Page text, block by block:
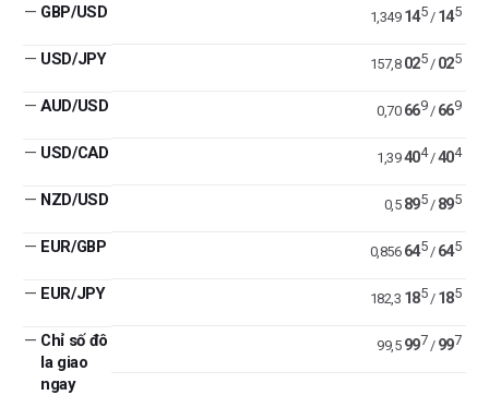
— GBP/USD 1,349 145/ 145
— USD/JPY 157,8 025/ 025
— AUD/USD 0,70 669/ 669
— USD/CAD 1,39 404/404
— NZD/USD 0,5 895/ 895
— EUR/GBP 0,856 645/ 645
— EUR/JPY 182,3 185/ 185
— Chỉ số đô
la giao
ngay
99,5 997 / 997